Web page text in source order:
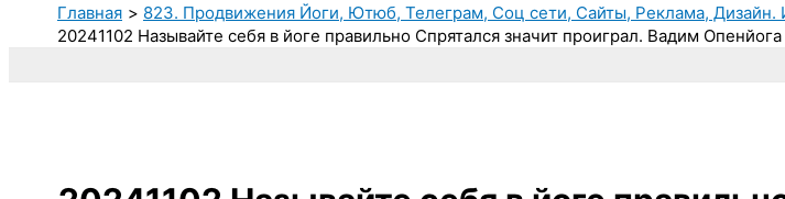
Главная
823. Продвижения Йоги, Ютюб, Телеграм, Соц сети, Сайты, Реклама, Дизайн.
20241102 Называйте себя в йоге правильно Спрятался значит проиграл. Вадим Опенйога